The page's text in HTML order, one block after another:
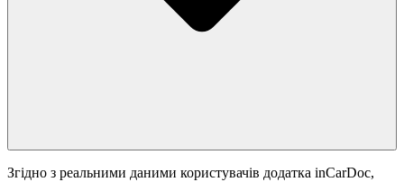
Згідно з реальними даними користувачів додатка inCarDoc,